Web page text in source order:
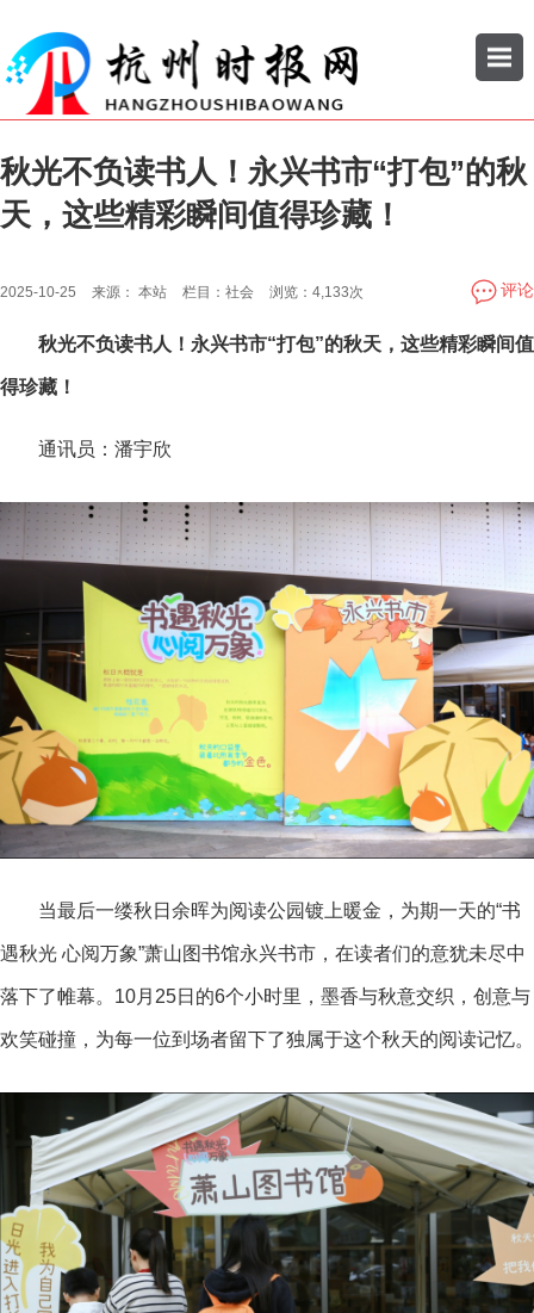
秋光不负读书人！永兴书市“打包”的秋
天，这些精彩瞬间值得珍藏！
2025-10-25 来源： 本站 栏目： 社会 浏览： 4,133次 评论
秋光不负读书人！永兴书市“打包”的秋天，这些精彩瞬间值
得珍藏！
通讯员：潘宇欣
当最后一缕秋日余晖为阅读公园镀上暖金，为期一天的“书
遇秋光 心阅万象”萧山图书馆永兴书市，在读者们的意犹未尽中
落下了帷幕。10月25日的6个小时里，墨香与秋意交织，创意与
欢笑碰撞，为每一位到场者留下了独属于这个秋天的阅读记忆。